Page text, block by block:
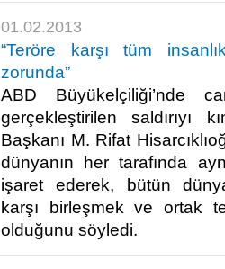
01.02.2013
​“Teröre karşı tüm
zorunda”
ABD Büyükelçiliği’nde
gerçekleştirilen saldırıyı
Başkanı M. Rifat
dünyanın her tarafında
işaret ederek, bütün
karşı birleşmek ve ortak
olduğunu söyledi. ​